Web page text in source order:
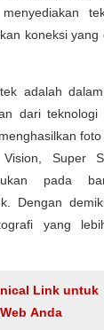
koneksi
adalah
dari
Super
pada
Dengan
yang
Link untuk
Anda